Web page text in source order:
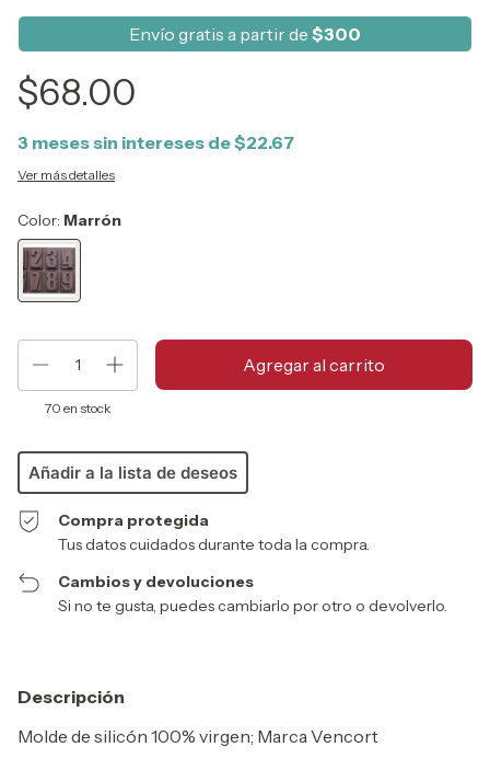
Envío gratis a partir de $300
$68.00
3 meses sin intereses de$22.67
Ver más detalles
Añadir a la lista de deseos
Color: Marrón
70 en stock
Compra protegida
Tus datos cuidados durante toda la compra.
Cambios y devoluciones
Si no te gusta, puedes cambiarlo por otro o devolverlo.
Descripción
Molde de silicón 100% virgen; Marca Vencort